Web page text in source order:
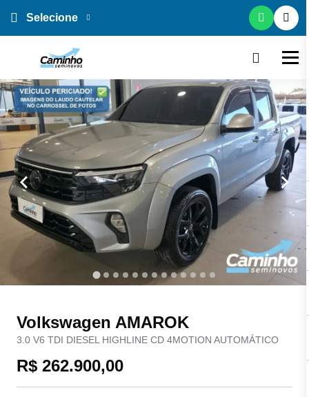
Selecione
Volkswagen AMAROK
3.0 V6 TDI DIESEL HIGHLINE CD 4MOTION AUTOMÁTICO
R$ 262.900,00